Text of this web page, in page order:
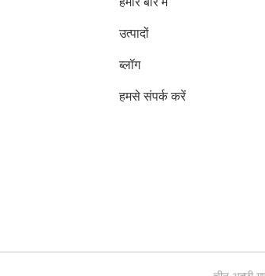
उत्पादों
ब्लॉग
हमसे संपर्क करें